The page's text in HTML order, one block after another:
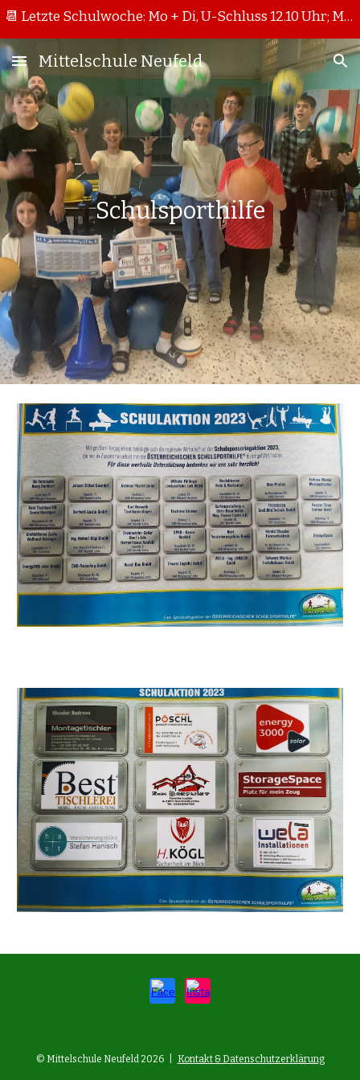
📆 Letzte Schulwoche: Mo + Di, U-Schluss 12.10 Uhr; Mi + Do, U-Schluss 11.15 Uhr
Mittelschule Neufeld
Schulsporthilfe
© Mittelschule Neufeld 2026 | Kontakt & Datenschutzerklärung